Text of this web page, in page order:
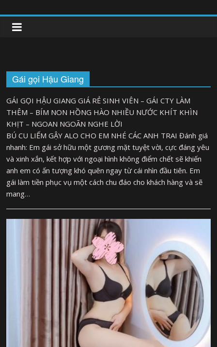
to
content
clipnonglive.com
Gái gọi Hậu Giang
GÁI GỌI HẬU GIANG GIÁ RẺ SINH VIÊN – GÁI CTY LÀM
THÊM – BÍM NON HỒNG HÀO NHIỀU NƯỚC KHÍT KHÌN
KHỊT – NGOAN NGOÃN NGHE LỜI
BÚ CU LIẾM GẬY ALO CHO EM NHÉ CÁC ANH TRAI Đánh giá
nhanh: Em gái sở hữu một gương mặt tuyệt vời, cực đáng yêu
và xinh xắn, kết hợp với ngoại hình không điểm chết sẽ khiến
anh em có ấn tượng khó quên ngay từ cái nhìn đầu tiên. Em
gái làm tiền phục vụ một cách chu đáo cho khách hàng và sẽ
mang…